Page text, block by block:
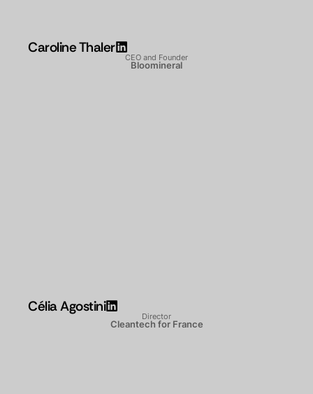
Caroline Thaler
CEO and Founder
Bloomineral
Célia Agostini
Director
Cleantech for France